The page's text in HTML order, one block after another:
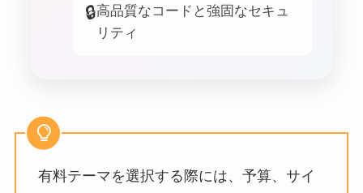
🔒高品質なコードと強固なセキュ
リティ
有料テーマを選択する際には、予算、サイ